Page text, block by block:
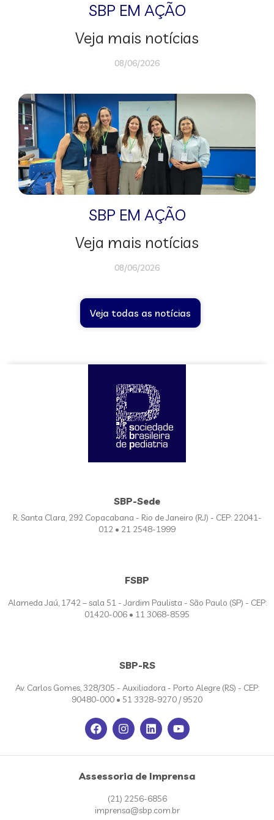
SBP EM AÇÃO
Veja mais notícias
08/06/2026
SBP EM AÇÃO
Veja mais notícias
08/06/2026
Veja todas as notícias
SBP-Sede
R. Santa Clara, 292 Copacabana - Rio de Janeiro (RJ) - CEP: 22041-
012 • 21 2548-1999
FSBP
Alameda Jaú, 1742 – sala 51 - Jardim Paulista - São Paulo (SP) - CEP:
01420-006 • 11 3068-8595
SBP-RS
Av. Carlos Gomes, 328/305 - Auxiliadora - Porto Alegre (RS) - CEP:
90480-000 • 51 3328-9270 / 9520
Assessoria de Imprensa
(21) 2256-6856
imprensa@sbp.com.br